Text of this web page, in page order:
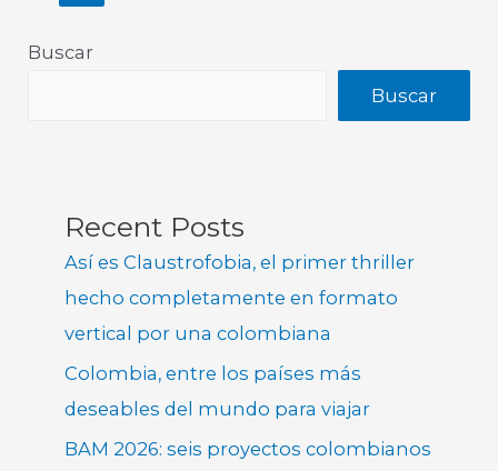
Buscar
Buscar
Recent Posts
Así es Claustrofobia, el primer thriller
hecho completamente en formato
vertical por una colombiana
Colombia, entre los países más
deseables del mundo para viajar
BAM 2026: seis proyectos colombianos